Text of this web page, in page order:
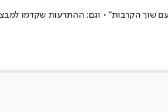
שוך הקרבות" • וגם: ההתרעות שקדמו